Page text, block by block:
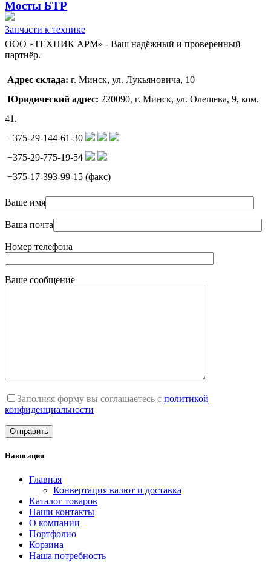
Мосты БТР
Запчасти к технике
ООО «ТЕХНИК АРМ» - Ваш надёжный и проверенный
партнёр.
Адрес склада: г. Минск, ул. Лукьяновича, 10
Юридический адрес: 220090, г. Минск, ул. Олешева, 9, ком.
41.
+375-29-144-61-30
+375-29-775-19-54
+375-17-393-99-15 (факс)
Ваше имя
Ваша почта
Номер телефона
Ваше сообщение
Заполняя форму вы соглашаетесь с политикой
конфиденциальности
Навигация
Главная
Конвертация валют и доставка
Каталог товаров
Наши контакты
О компании
Портфолио
Корзина
Наша потребность